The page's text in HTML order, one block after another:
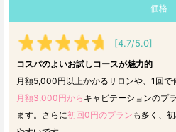
価格
[4.7/5.0]
コスパのよいお試しコースが魅力的
月額5,000円以上かかるサロンや、1回
月額3,000円から キャビテーションのプ
ます。さらに初回0円のプラン も多く、